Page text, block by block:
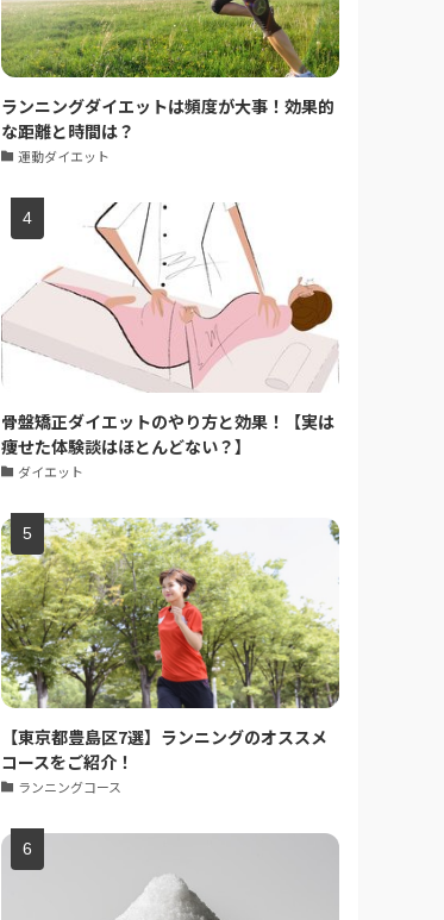
ランニングダイエットは頻度が大事！効果的
な距離と時間は？
運動ダイエット
骨盤矯正ダイエットのやり方と効果！【実は
痩せた体験談はほとんどない？】
ダイエット
【東京都豊島区7選】ランニングのオススメ
コースをご紹介！
ランニングコース